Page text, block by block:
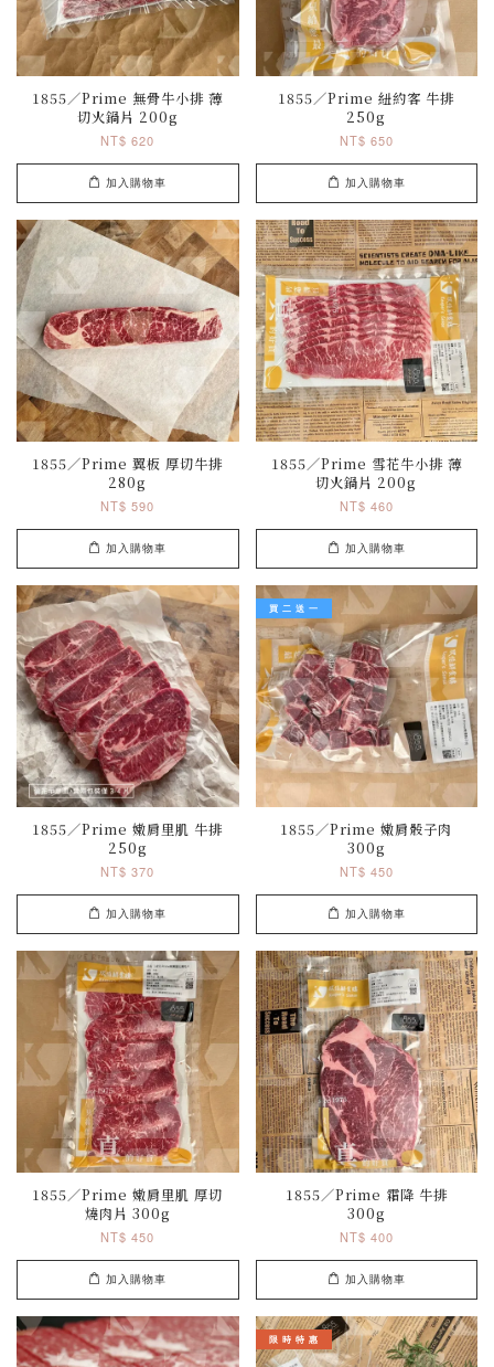
1855／Prime 無骨牛小排 薄
切火鍋片 200g
NT$ 620
加入購物車
1855／Prime 紐約客 牛排
250g
NT$ 650
加入購物車
1855／Prime 翼板 厚切牛排
280g
NT$ 590
加入購物車
1855／Prime 雪花牛小排 薄
切火鍋片 200g
NT$ 460
加入購物車
1855／Prime 嫩肩里肌 牛排
250g
NT$ 370
加入購物車
買 二 送 一
1855／Prime 嫩肩骰子肉
300g
NT$ 450
加入購物車
1855／Prime 嫩肩里肌 厚切
燒肉片 300g
NT$ 450
加入購物車
1855／Prime 霜降 牛排
300g
NT$ 400
加入購物車
限 時 特 惠